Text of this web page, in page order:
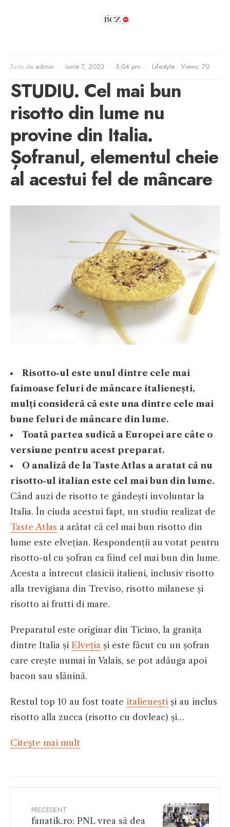
Scris de admin • iunie 7, 2023 • 5:04 pm • Lifestyle • Views: 70
STUDIU. Cel mai bun
risotto din lume nu
provine din Italia.
Șofranul, elementul cheie
al acestui fel de mâncare
Risotto-ul este unul dintre cele mai
faimoase feluri de mâncare italienești,
mulți consideră că este una dintre cele mai
bune feluri de mâncare din lume.
Toată partea sudică a Europei are câte o
versiune pentru acest preparat.
O analiză de la Taste Atlas a aratat că nu
risotto-ul italian este cel mai bun din lume.
Când auzi de risotto te gândești involuntar la
Italia. În ciuda acestui fapt, un studiu realizat de
Taste Atlas a arătat că cel mai bun risotto din
lume este elvețian. Respondenții au votat pentru
risotto-ul cu șofran ca fiind cel mai bun din lume.
Acesta a întrecut clasicii italieni, inclusiv risotto
alla trevigiana din Treviso, risotto milanese și
risotto ai frutti di mare.
Preparatul este originar din Ticino, la granița
dintre Italia și Elveția și este făcut cu un șofran
care crește numai în Valais, se pot adăuga apoi
bacon sau slănină.
Restul top 10 au fost toate italienești și au inclus
risotto alla zucca (risotto cu dovleac) și…
Citeşte mai mult
PRECEDENT
fanatik.ro: PNL vrea să dea